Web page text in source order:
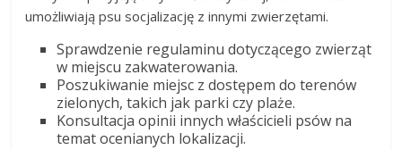
umożliwiają psu socjalizację z innymi zwierzętami.
Sprawdzenie regulaminu dotyczącego zwierząt
w miejscu zakwaterowania.
Poszukiwanie miejsc z dostępem do terenów
zielonych, takich jak parki czy plaże.
Konsultacja opinii innych właścicieli psów na
temat ocenianych lokalizacji.